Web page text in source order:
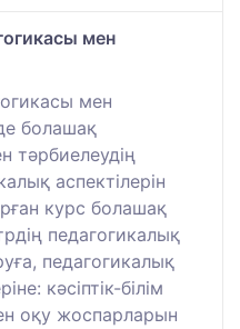
мен
мен
болашақ
тәрбиелеудің
аспектілерін
курс болашақ
педагогикалық
педагогикалық
кәсіптік-білім
оқу жоспарларын